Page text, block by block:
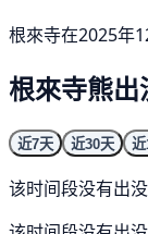
根來寺在2025年
根來寺熊出
近7天 近30天
该时间段没有出